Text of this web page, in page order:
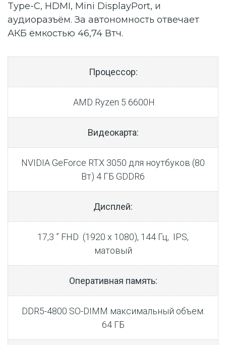
Type-C, HDMI, Mini DisplayPort, и
аудиоразъём. За автономность отвечает
АКБ ёмкостью 46,74 Втч.
Процессор:
AMD Ryzen 5 6600H
Видеокарта:
NVIDIA GeForce RTX 3050 для ноутбуков (80
Вт) 4 ГБ GDDR6
Дисплей:
17,3 ” FHD (1920 x 1080), 144 Гц, IPS,
матовый
Оперативная память:
DDR5-4800 SO-DIMM максимальный объем:
64 ГБ